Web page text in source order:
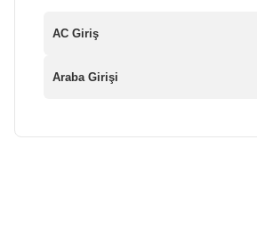
AC Giriş
Araba Girişi